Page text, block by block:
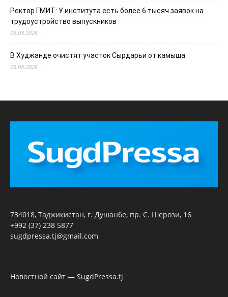
Ректор ГМИТ: У института есть более 6 тысяч заявок на
трудоустройство выпускников
06.08.2026
В Худжанде очистят участок Сырдарьи от камыша
05.08.2026
734018, Таджикистан, г. Душанбе, пр. С. Шерози, 16
+992 (37) 238 5877
sugdpressa.tj@gmail.com
Новостной сайт — SugdPressa.tj